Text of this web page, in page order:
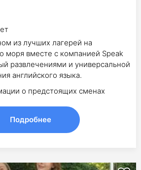
из лучших лагерей на
моря вместе с компанией Speak
развлечениями и универсальной
английского языка.
о предстоящих сменах
Подробнее